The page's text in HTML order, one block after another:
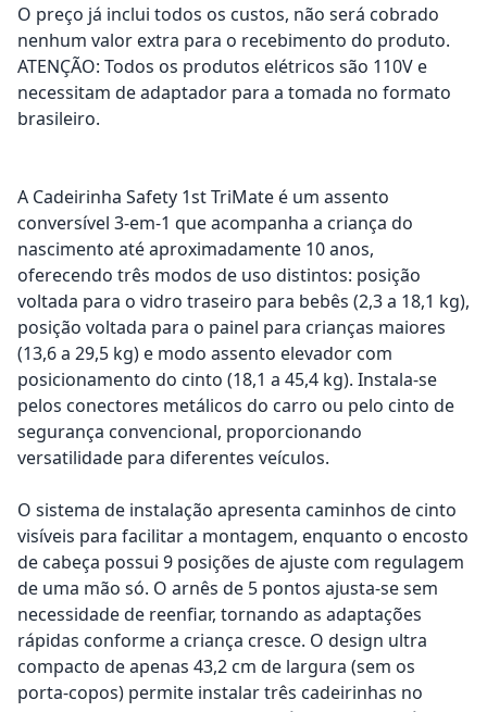
O preço já inclui todos os custos, não será cobrado
nenhum valor extra para o recebimento do produto.
ATENÇÃO: Todos os produtos elétricos são 110V e
necessitam de adaptador para a tomada no formato
brasileiro.
A Cadeirinha Safety 1st TriMate é um assento
conversível 3-em-1 que acompanha a criança do
nascimento até aproximadamente 10 anos,
oferecendo três modos de uso distintos: posição
voltada para o vidro traseiro para bebês (2,3 a 18,1 kg),
posição voltada para o painel para crianças maiores
(13,6 a 29,5 kg) e modo assento elevador com
posicionamento do cinto (18,1 a 45,4 kg). Instala-se
pelos conectores metálicos do carro ou pelo cinto de
segurança convencional, proporcionando
versatilidade para diferentes veículos.
O sistema de instalação apresenta caminhos de cinto
visíveis para facilitar a montagem, enquanto o encosto
de cabeça possui 9 posições de ajuste com regulagem
de uma mão só. O arnês de 5 pontos ajusta-se sem
necessidade de reenfiar, tornando as adaptações
rápidas conforme a criança cresce. O design ultra
compacto de apenas 43,2 cm de largura (sem os
porta-copos) permite instalar três cadeirinhas no